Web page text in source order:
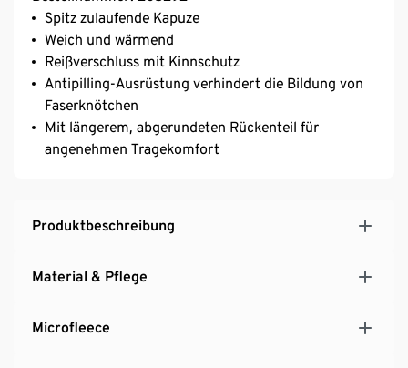
Spitz zulaufende Kapuze
Weich und wärmend
Reißverschluss mit Kinnschutz
Antipilling-Ausrüstung verhindert die Bildung von
Faserknötchen
Mit längerem, abgerundeten Rückenteil für
angenehmen Tragekomfort
Produktbeschreibung
Material & Pflege
Microfleece